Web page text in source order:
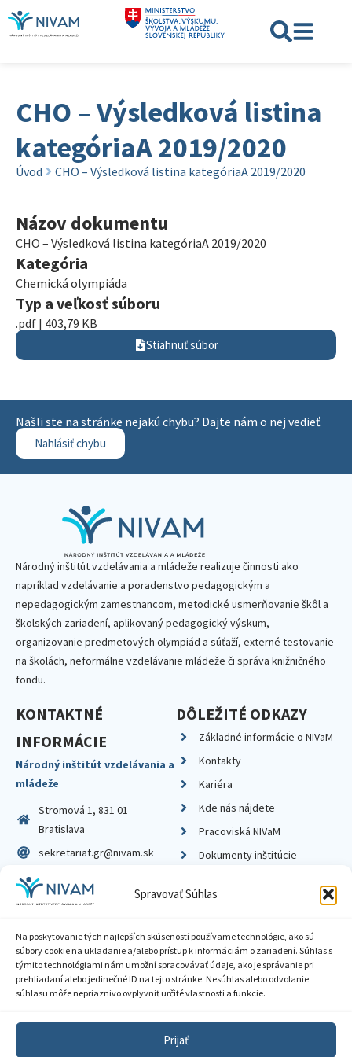
Spravovať Súhlas
Na poskytovanie tých najlepších skúseností používame technológie, ako sú
súbory cookie na ukladanie a/alebo prístup k informáciám o zariadení. Súhlas s
týmito technológiami nám umožní spracovávať údaje, ako je správanie pri
prehliadaní alebo jedinečné ID na tejto stránke. Nesúhlas alebo odvolanie
súhlasu môže nepriaznivo ovplyvniť určité vlastnosti a funkcie.
Prijať
CHO – Výsledková listina
kategóriaA 2019/2020
Úvod CHO – Výsledková listina kategóriaA 2019/2020
Názov dokumentu
CHO – Výsledková listina kategóriaA 2019/2020
Kategória
Chemická olympiáda
Typ a veľkosť súboru
.pdf | 403,79 KB
Stiahnuť súbor
Našli ste na stránke nejakú chybu? Dajte nám o nej vedieť.
Nahlásiť chybu
Národný inštitút vzdelávania a mládeže realizuje činnosti ako
napríklad vzdelávanie a poradenstvo pedagogickým a
nepedagogickým zamestnancom, metodické usmerňovanie škôl a
školských zariadení, aplikovaný pedagogický výskum,
organizovanie predmetových olympiád a súťaží, externé testovanie
na školách, neformálne vzdelávanie mládeže či správa knižničného
fondu.
KONTAKTNÉ
INFORMÁCIE
Národný inštitút vzdelávania a
mládeže
Stromová 1, 831 01
Bratislava
sekretariat.gr@nivam.sk
IČO: 00164348
DIČ: 2020798714
DÔLEŽITÉ ODKAZY
Základné informácie o NIVaM
Kontakty
Kariéra
Kde nás nájdete
Pracoviská NIVaM
Dokumenty inštitúcie
Zásady ochrany súkromia
Sprístupnenie informácií